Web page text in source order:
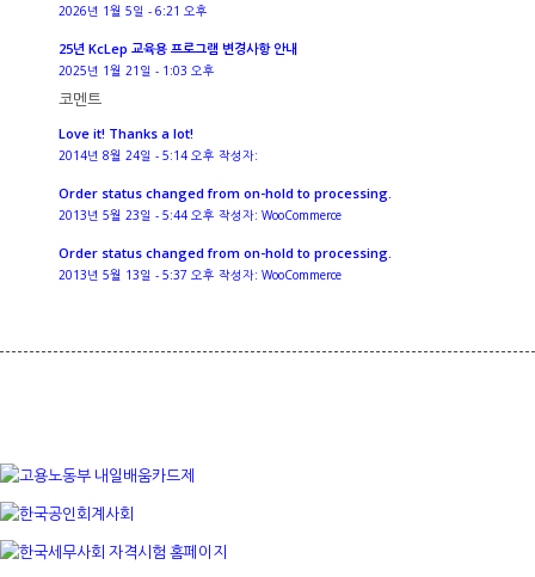
2026년 1월 5일 - 6:21 오후
25년 KcLep 교육용 프로그램 변경사항 안내
2025년 1월 21일 - 1:03 오후
코멘트
Love it! Thanks a lot!
2014년 8월 24일 - 5:14 오후 작성자:
Order status changed from on-hold to processing.
2013년 5월 23일 - 5:44 오후 작성자: WooCommerce
Order status changed from on-hold to processing.
2013년 5월 13일 - 5:37 오후 작성자: WooCommerce